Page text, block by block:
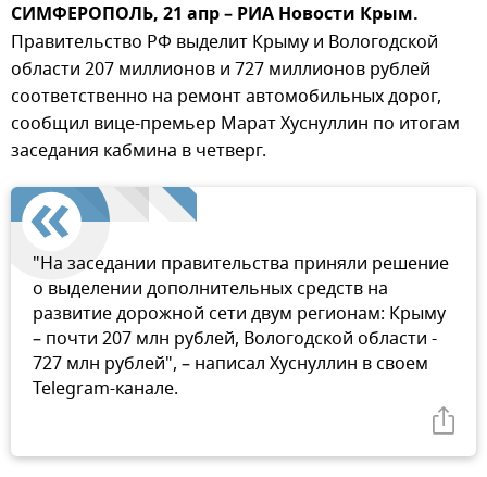
СИМФЕРОПОЛЬ, 21 апр – РИА Новости Крым.
Правительство РФ выделит Крыму и Вологодской
области 207 миллионов и 727 миллионов рублей
соответственно на ремонт автомобильных дорог,
сообщил вице-премьер Марат Хуснуллин по итогам
заседания кабмина в четверг.
"На заседании правительства приняли решение
о выделении дополнительных средств на
развитие дорожной сети двум регионам: Крыму
– почти 207 млн рублей, Вологодской области -
727 млн рублей", – написал Хуснуллин в своем
Telegram-канале.